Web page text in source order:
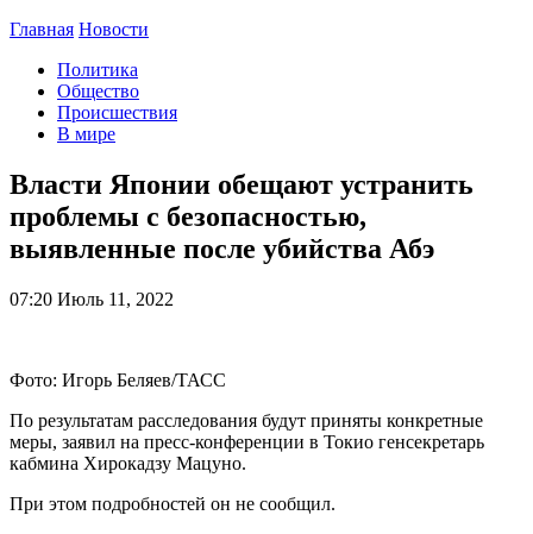
Главная Новости
Политика
Общество
Происшествия
В мире
Власти Японии обещают устранить
проблемы с безопасностью,
выявленные после убийства Абэ
07:20 Июль 11, 2022
Фото: Игорь Беляев/ТАСС
По результатам расследования будут приняты конкретные
меры, заявил на пресс-конференции в Токио генсекретарь
кабмина Хирокадзу Мацуно.
При этом подробностей он не сообщил.